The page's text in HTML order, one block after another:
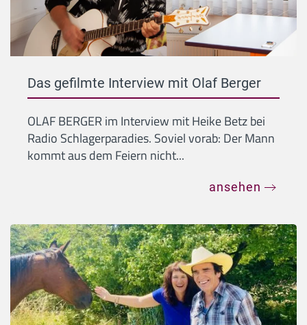
Das gefilmte Interview mit Olaf Berger
OLAF BERGER im Interview mit Heike Betz bei
Radio Schlagerparadies. Soviel vorab: Der Mann
kommt aus dem Feiern nicht...
ansehen